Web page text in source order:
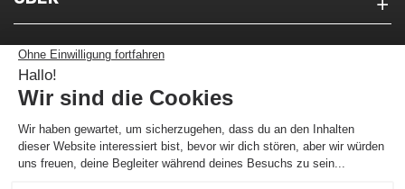
NEWSLETTER
Bleiben Sie über unsere guten Pläne auf dem
Laufenden!
Ich melde mich an !